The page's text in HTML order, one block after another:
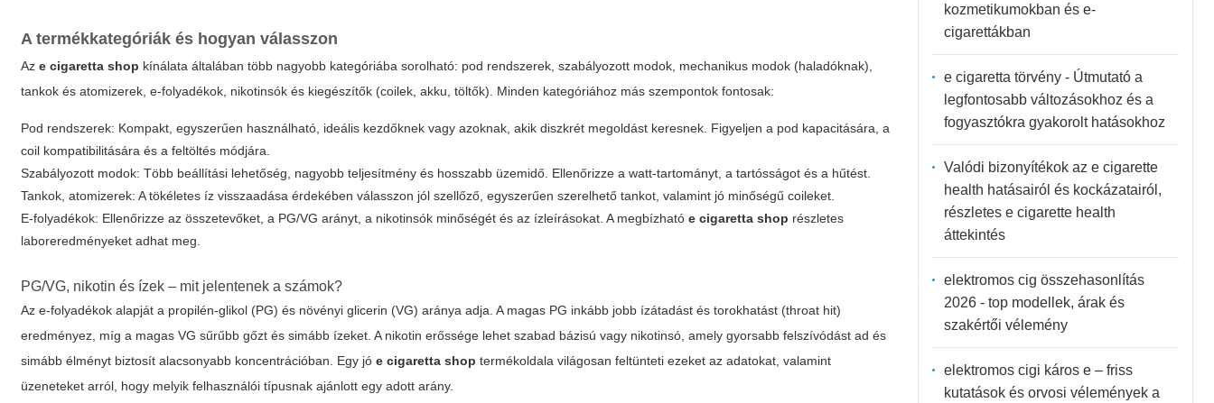
A termékkategóriák és hogyan válasszon
Aze cigaretta shop kínálata általában több nagyobb kategóriába sorolható: pod rendszerek, szabályozott modok, mechanikus modok (haladóknak),
tankok és atomizerek, e-folyadékok, nikotinsók és kiegészítők (coilek, akku, töltők). Minden kategóriához más szempontok fontosak:
Pod rendszerek: Kompakt, egyszerűen használható, ideális kezdőknek vagy azoknak, akik diszkrét megoldást keresnek. Figyeljen a pod kapacitására, a
coil kompatibilitására és a feltöltés módjára.
Szabályozott modok: Több beállítási lehetőség, nagyobb teljesítmény és hosszabb üzemidő. Ellenőrizze a watt-tartományt, a tartósságot és a hűtést.
Tankok, atomizerek: A tökéletes íz visszaadása érdekében válasszon jól szellőző, egyszerűen szerelhető tankot, valamint jó minőségű coileket.
E-folyadékok: Ellenőrizze az összetevőket, a PG/VG arányt, a nikotinsók minőségét és az ízleírásokat. A megbízhatóe cigaretta shop részletes
laboreredményeket adhat meg.
PG/VG, nikotin és ízek – mit jelentenek a számok?
Az e-folyadékok alapját a propilén-glikol (PG) és növényi glicerin (VG) aránya adja. A magas PG inkább jobb ízátadást és torokhatást (throat hit)
eredményez, míg a magas VG sűrűbb gőzt és simább ízeket. A nikotin erőssége lehet szabad bázisú vagy nikotinsó, amely gyorsabb felszívódást ad és
simább élményt biztosít alacsonyabb koncentrációban. Egy jóe cigaretta shop termékoldala világosan feltünteti ezeket az adatokat, valamint
üzeneteket arról, hogy melyik felhasználói típusnak ajánlott egy adott arány.
kozmetikumokban és e-
cigarettákban
e cigaretta törvény - Útmutató a
legfontosabb változásokhoz és a
fogyasztókra gyakorolt hatásokhoz
Valódi bizonyítékok az e cigarette
health hatásairól és kockázatairól,
részletes e cigarette health
áttekintés
elektromos cig összehasonlítás
2026 - top modellek, árak és
szakértői vélemény
elektromos cigi káros e – friss
kutatások és orvosi vélemények a